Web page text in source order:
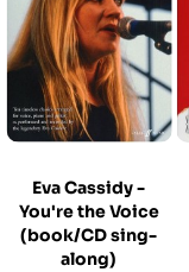
Eva Cassidy -
You're the Voice
(book/CD sing-
along)